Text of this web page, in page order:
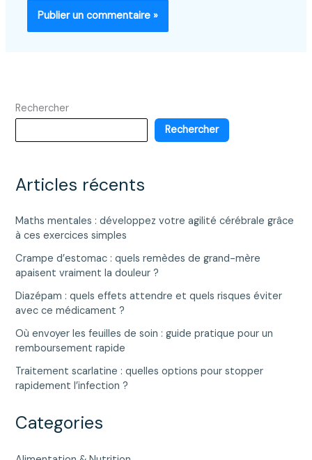
Rechercher
Rechercher
Articles récents
Maths mentales : développez votre agilité cérébrale grâce
à ces exercices simples
Crampe d’estomac : quels remèdes de grand-mère
apaisent vraiment la douleur ?
Diazépam : quels effets attendre et quels risques éviter
avec ce médicament ?
Où envoyer les feuilles de soin : guide pratique pour un
remboursement rapide
Traitement scarlatine : quelles options pour stopper
rapidement l’infection ?
Categories